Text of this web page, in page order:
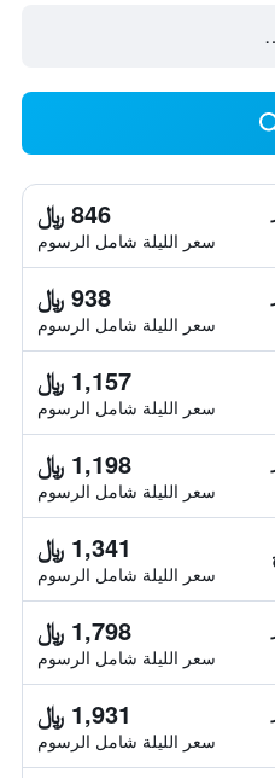
846 ﷼
سعر الليلة شامل الرسوم
938 ﷼
سعر الليلة شامل الرسوم
1,157 ﷼
سعر الليلة شامل الرسوم
1,198 ﷼
سعر الليلة شامل الرسوم
1,341 ﷼
سعر الليلة شامل الرسوم
1,798 ﷼
سعر الليلة شامل الرسوم
1,931 ﷼
سعر الليلة شامل الرسوم